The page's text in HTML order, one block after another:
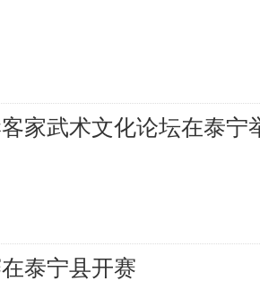
家武术文化论坛在泰宁
泰宁县开赛